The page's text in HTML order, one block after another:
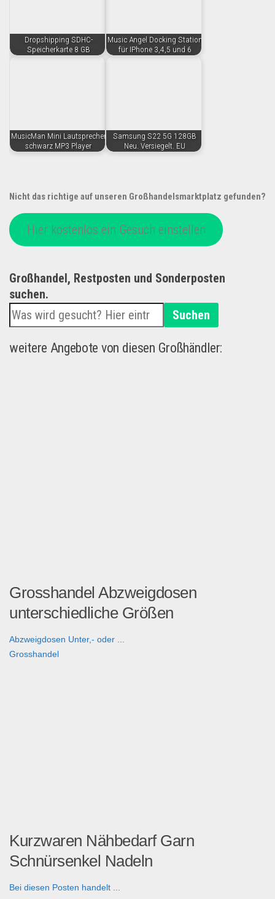
Dropshipping SDHC-
Speicherkarte 8 GB
Music Angel Docking Station
für IPhone 3,4,5 und 6
MusicMan Mini Lautsprecher
schwarz MP3 Player
Samsung S22 5G 128GB
Neu. Versiegelt. EU
Nicht das richtige auf unseren Großhandelsmarktplatz gefunden?
Hier kostenlos ein Gesuch einstellen
Großhandel, Restposten und Sonderposten
suchen.
Suchen
weitere Angebote von diesen Großhändler:
Grosshandel Abzweigdosen
unterschiedliche Größen
Abzweigdosen Unter,- oder ...
Grosshandel
Kurzwaren Nähbedarf Garn
Schnürsenkel Nadeln
Bei diesen Posten handelt ...